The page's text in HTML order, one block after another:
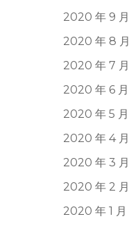
2020 年 9 月
2020 年 8 月
2020 年 7 月
2020 年 6 月
2020 年 5 月
2020 年 4 月
2020 年 3 月
2020 年 2 月
2020 年 1 月